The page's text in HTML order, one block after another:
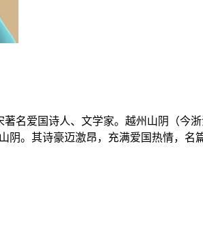
名爱国诗人、文学家。越州山阴（今
阴。其诗豪迈激昂，充满爱国热情，